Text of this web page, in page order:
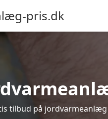
pris.dk
tilbud på